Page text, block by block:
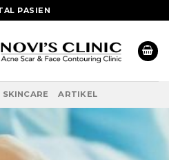
PASIEN
SKINCARE ARTIKEL